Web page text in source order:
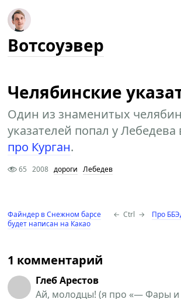
Вотсоуэвер
Челябинские
Один из знаменитых
указателей попал у Лебедева
про Курган.
65 2008 дороги Лебедев
Файндер в Снежном барсе
будет написан на Какао
← Ctrl → Про
1 комментарий
Глеб Арестов
Ай, молодцы! (я про «— Фары и